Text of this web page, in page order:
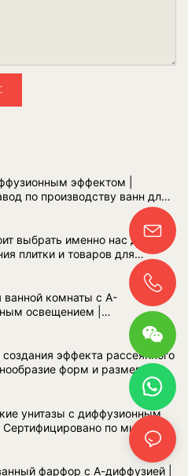
эффектом |
по производству ванн для
проектов ванных комнат по
выбрать именно нас для
плитки и товаров для
комнаты с А-
освещением |
материалов и оптовые
создания эффекта рассеянного
форм и размеров
унитазы с диффузионным
по мировым
и полный комплект сантехники
фарфор с А-диффузией |